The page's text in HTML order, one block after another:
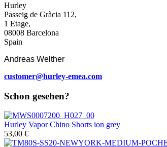
Hurley
Passeig de Gràcia 112,
1 Etage,
08008 Barcelona
Spain
Andreas Welther
customer@hurley-emea.com
Schon gesehen?
Hurley Vapor Chino Shorts ion grey
53,00 €